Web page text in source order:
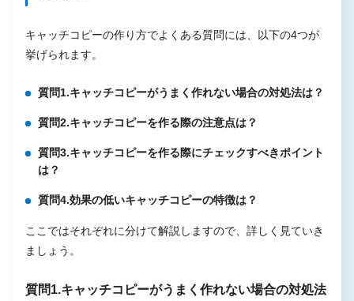
キャッチコピーの作り方でよくある質問には、以下の4つが
挙げられます。
質問1.キャッチコピーがうまく作れない場合の対処法は？
質問2.キャッチコピーを作る際の注意点は？
質問3.キャッチコピーを作る際にチェックすべきポイント
は？
質問4.効果の低いキャッチコピーの特徴は？
ここではそれぞれに分けて解説しますので、詳しく見ていき
ましょう。
質問1.キャッチコピーがうまく作れない場合の対処法